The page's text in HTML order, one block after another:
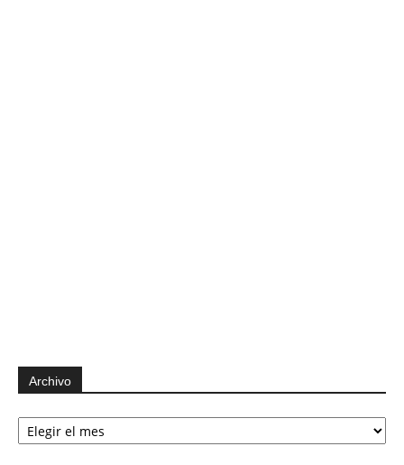
Archivo
Archivo